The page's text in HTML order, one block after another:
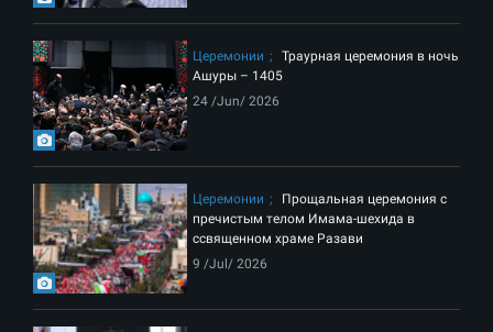
Церемонии
Траурная церемония в ночь
Ашуры – 1405
24 /Jun/ 2026
Церемонии
Прощальная церемония с
пречистым телом Имама-шехида в
ссвященном храме Разави
9 /Jul/ 2026